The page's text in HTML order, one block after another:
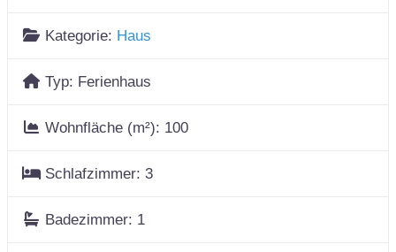
Kategorie: Haus
Typ: Ferienhaus
Wohnfläche (m²): 100
Schlafzimmer:3
Badezimmer: 1